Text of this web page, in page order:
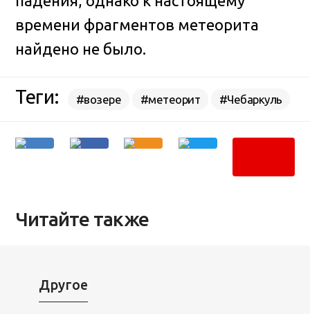
времени фрагментов метеорита
найдено не было.
Теги: #возере #метеорит #Чебаркуль
Читайте также
Другое